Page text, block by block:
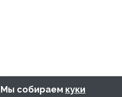
Мы собираем куки